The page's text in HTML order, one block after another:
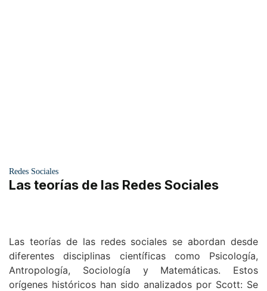
Redes Sociales
Las teorías de las Redes Sociales
Las teorías de las redes sociales se abordan desde
diferentes disciplinas científicas como Psicología,
Antropología, Sociología y Matemáticas. Estos
orígenes históricos han sido analizados por Scott: Se